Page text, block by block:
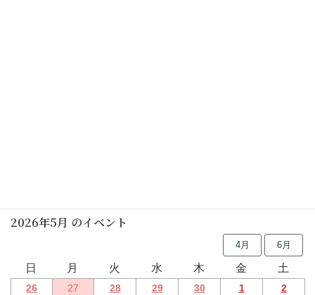
2026年5月 のイベント
4月 6月
日 月 火 水 木 金 土
26 27 28 29 30 1
2